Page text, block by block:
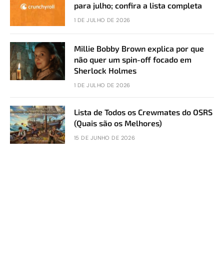
para julho; confira a lista completa
1 DE JULHO DE 2026
Millie Bobby Brown explica por que
não quer um spin-off focado em
Sherlock Holmes
1 DE JULHO DE 2026
Lista de Todos os Crewmates do OSRS
(Quais são os Melhores)
15 DE JUNHO DE 2026